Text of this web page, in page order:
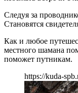
Следуя за
Становятся
Как и любое
местного шамана
поможет путникам.
https://kuda-